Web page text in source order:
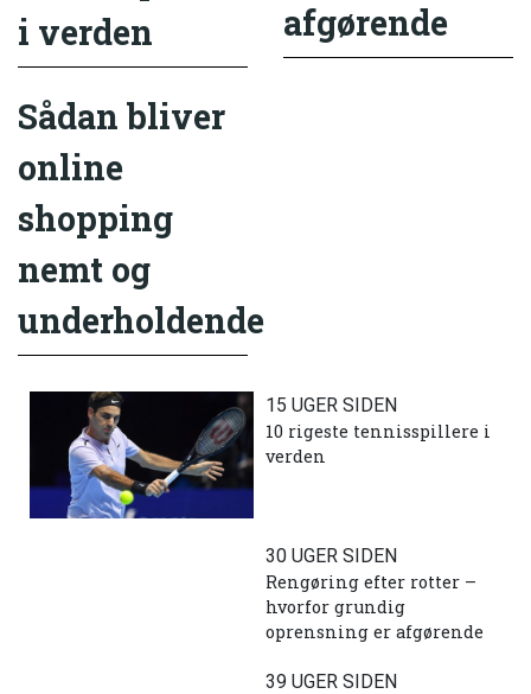
i verden
afgørende
Sådan bliver
online
shopping
nemt og
underholdende
15 UGER SIDEN
10 rigeste tennisspillere i
verden
30 UGER SIDEN
Rengøring efter rotter –
hvorfor grundig
oprensning er afgørende
39 UGER SIDEN